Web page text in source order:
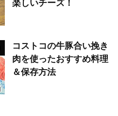
楽しいチーズ！
コストコの牛豚合い挽き
肉を使ったおすすめ料理
＆保存方法